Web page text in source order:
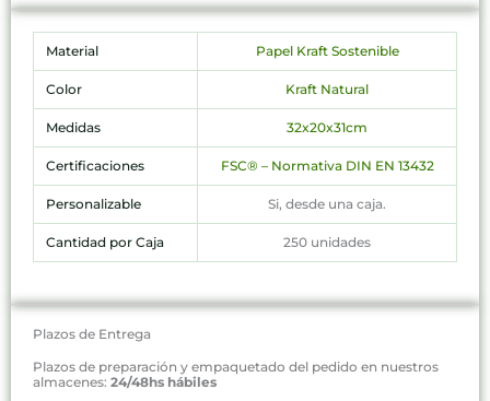
Material Papel Kraft Sostenible
Color Kraft Natural
Medidas 32x20x31cm
Certificaciones FSC® – Normativa DIN EN 13432
Personalizable Si, desde una caja.
Cantidad por Caja 250 unidades
Plazos de Entrega
Plazos de preparación y empaquetado del pedido en nuestros
almacenes: 24/48hs hábiles